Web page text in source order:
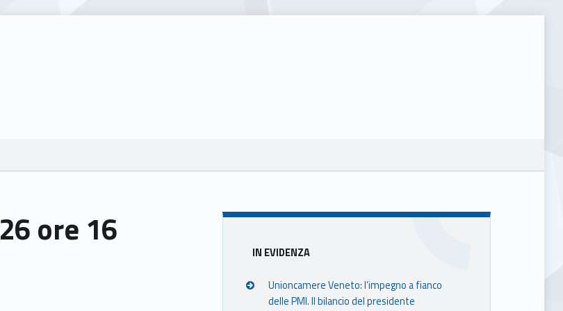
ore 16 Sidebar
IN EVIDENZA
Unioncamere Veneto: l’impegno a fianco
delle PMI. Il bilancio del presidente